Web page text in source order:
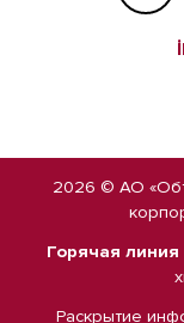
2026 © АО
Горячая линия
Раскрытие